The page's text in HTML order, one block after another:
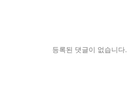
등록된 댓글이 없습니다.